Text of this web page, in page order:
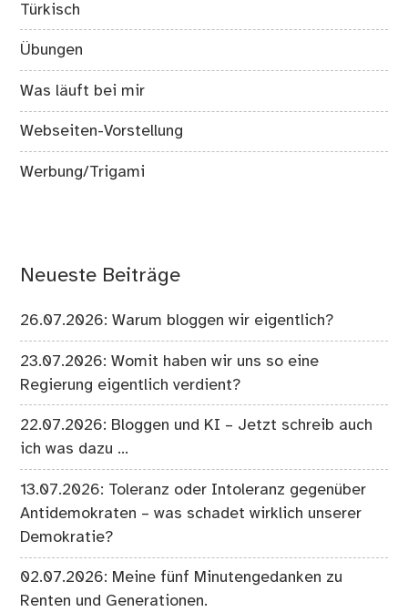
Türkisch
Übungen
Was läuft bei mir
Webseiten-Vorstellung
Werbung/Trigami
Neueste Beiträge
26.07.2026: Warum bloggen wir eigentlich?
23.07.2026: Womit haben wir uns so eine
Regierung eigentlich verdient?
22.07.2026: Bloggen und KI – Jetzt schreib auch
ich was dazu …
13.07.2026: Toleranz oder Intoleranz gegenüber
Antidemokraten – was schadet wirklich unserer
Demokratie?
02.07.2026: Meine fünf Minutengedanken zu
Renten und Generationen.